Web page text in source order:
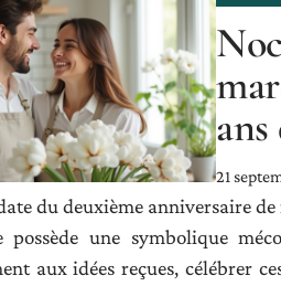
21
du deuxième anniversaire
possède une symbolique
aux idées reçues, célébrer